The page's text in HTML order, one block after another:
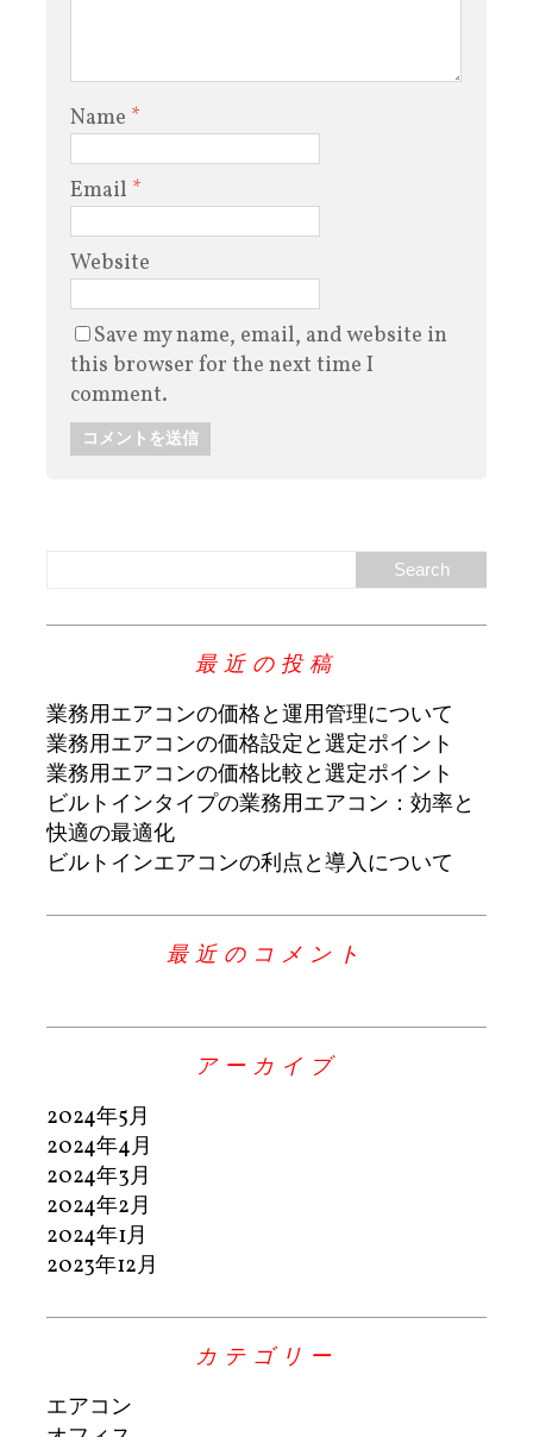
Name *
Email *
Website
Save my name, email, and website in
this browser for the next time I
comment.
最近の投稿
業務用エアコンの価格と運用管理について
業務用エアコンの価格設定と選定ポイント
業務用エアコンの価格比較と選定ポイント
ビルトインタイプの業務用エアコン：効率と
快適の最適化
ビルトインエアコンの利点と導入について
最近のコメント
アーカイブ
2024年5月
2024年4月
2024年3月
2024年2月
2024年1月
2023年12月
カテゴリー
エアコン